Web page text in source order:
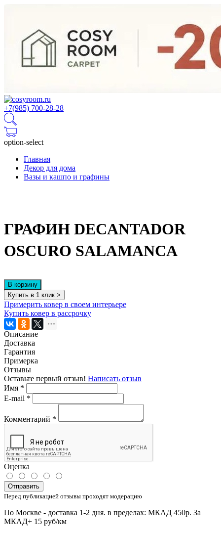
+7(985) 700-28-28
option-select
Главная
Декор для дома
Вазы и кашпо и графины
ГРАФИН DECANTADOR
OSCURO SALAMANCA
В корзину
Купить в 1 клик >
Примерить ковер в своем интерьере
Купить ковер в рассрочку
Описание
Доставка
Гарантия
Примерка
Отзывы
Оставьте первый отзыв! Написать отзыв
Имя *
E-mail *
Комментарий *
Оценка
Отправить
Перед публикацией отзывы проходят модерацию
По Москве - доставка 1-2 дня. в пределах: МКАД 450р. За
МКАД+ 15 руб/км